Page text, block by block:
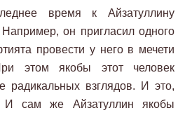
время к Айзатуллину
Например, он пригласил одного
провести у него в мечети
этом якобы этот человек
радикальных взглядов. И это,
И сам же Айзатуллин якобы